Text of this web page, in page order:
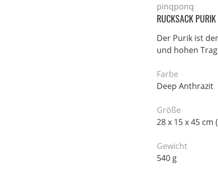
pinqponq
RUCKSACK
Der Purik ist
und hohen
Farbe
Deep Anthrazit
Größe
28 x 15 x 45 cm
Gewicht
540 g